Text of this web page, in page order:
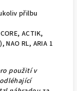
přilbu
ACTIK,
NAO RL, ARIA 1
použití v